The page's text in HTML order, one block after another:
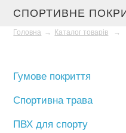
СПОРТИВНЕ
Головна → Каталог товарів →
Гумове покриття
Спортивна трава
ПВХ для спорту